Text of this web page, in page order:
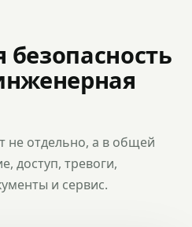
не отдельно, а в общей
доступ, тревоги,
и сервис.